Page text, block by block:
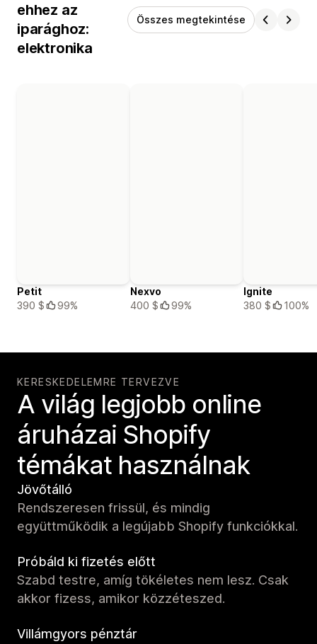
ehhez az
iparághoz:
elektronika
Összes megtekintése
Petit
390 $
99%
Nexvo
400 $
99%
Ignite
380 $
100%
KERESKEDELEMRE TERVEZVE
A világ legjobb online
áruházai Shopify
témákat használnak
Jövőtálló
Rendszeresen frissül, és mindig
együttműködik a legújabb Shopify funkciókkal.
Próbáld ki fizetés előtt
Szabd testre, amíg tökéletes nem lesz. Csak
akkor fizess, amikor közzéteszed.
Villámgyors pénztár